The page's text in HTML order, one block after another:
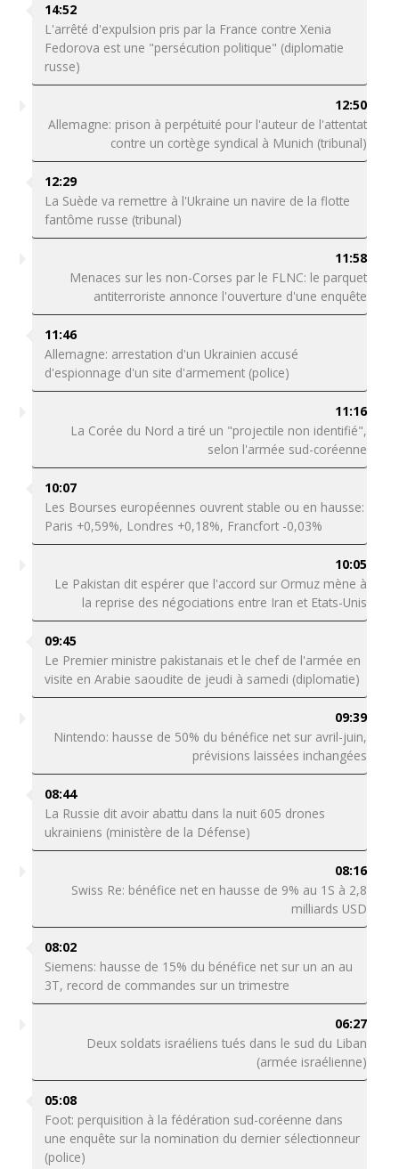
14:52
L'arrêté d'expulsion pris par la France contre Xenia
Fedorova est une "persécution politique" (diplomatie
russe)
12:50
Allemagne: prison à perpétuité pour l'auteur de l'attentat
contre un cortège syndical à Munich (tribunal)
12:29
La Suède va remettre à l'Ukraine un navire de la flotte
fantôme russe (tribunal)
11:58
Menaces sur les non-Corses par le FLNC: le parquet
antiterroriste annonce l'ouverture d'une enquête
11:46
Allemagne: arrestation d'un Ukrainien accusé
d'espionnage d'un site d'armement (police)
11:16
La Corée du Nord a tiré un "projectile non identifié",
selon l'armée sud-coréenne
10:07
Les Bourses européennes ouvrent stable ou en hausse:
Paris +0,59%, Londres +0,18%, Francfort -0,03%
10:05
Le Pakistan dit espérer que l'accord sur Ormuz mène à
la reprise des négociations entre Iran et Etats-Unis
09:45
Le Premier ministre pakistanais et le chef de l'armée en
visite en Arabie saoudite de jeudi à samedi (diplomatie)
09:39
Nintendo: hausse de 50% du bénéfice net sur avril-juin,
prévisions laissées inchangées
08:44
La Russie dit avoir abattu dans la nuit 605 drones
ukrainiens (ministère de la Défense)
08:16
Swiss Re: bénéfice net en hausse de 9% au 1S à 2,8
milliards USD
08:02
Siemens: hausse de 15% du bénéfice net sur un an au
3T, record de commandes sur un trimestre
06:27
Deux soldats israéliens tués dans le sud du Liban
(armée israélienne)
05:08
Foot: perquisition à la fédération sud-coréenne dans
une enquête sur la nomination du dernier sélectionneur
(police)